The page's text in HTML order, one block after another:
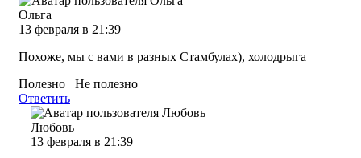
Ольга
13 февраля в 21:39
Похоже, мы с вами в разных Стамбулах), холодрыга
Полезно
Не полезно
Ответить
Любовь
13 февраля в 21:39